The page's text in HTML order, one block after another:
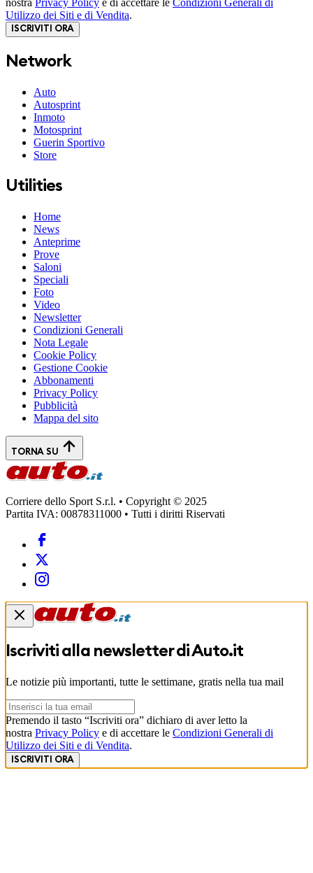
Utilizzo dei Siti e di Vendita.
ISCRIVITI ORA
Network
Auto
Autosprint
Inmoto
Motosprint
Guerin Sportivo
Store
Utilities
Home
News
Anteprime
Prove
Saloni
Speciali
Foto
Video
Newsletter
Condizioni Generali
Nota Legale
Cookie Policy
Gestione Cookie
Abbonamenti
Privacy Policy
Pubblicità
Mappa del sito
TORNA SU
Corriere dello Sport S.r.l. • Copyright © 2025
Partita IVA: 00878311000 • Tutti i diritti Riservati
Iscriviti alla newsletter diAuto.it
Le notizie più importanti, tutte le settimane, gratis nella tua mail
Premendo il tasto “Iscriviti ora” dichiaro di aver letto la
nostra Privacy Policy e di accettare le Condizioni Generali di
Utilizzo dei Siti e di Vendita.
ISCRIVITI ORA